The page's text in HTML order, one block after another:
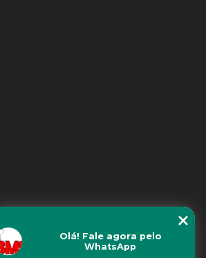
Olá! Fale agora pelo
WhatsApp